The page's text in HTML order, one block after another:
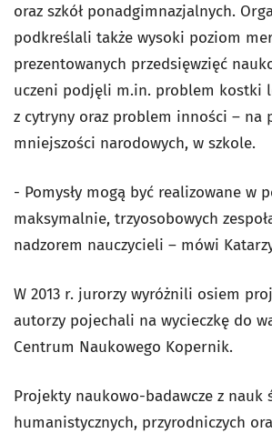
oraz szkół ponadgimnazjalnych.
podkreślali także wysoki poziom
prezentowanych przedsięwzięć
uczeni podjęli m.in. problem kostki
z cytryny oraz problem inności – na
mniejszości narodowych, w szkole.
- Pomysły mogą być realizowane w
maksymalnie, trzyosobowych
nadzorem nauczycieli – mówi
W 2013 r. jurorzy wyróżnili osiem
autorzy pojechali na wycieczkę do
Centrum Naukowego Kopernik.
Projekty naukowo-badawcze z nauk
humanistycznych, przyrodniczych